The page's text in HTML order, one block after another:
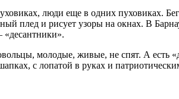
люди еще в одних пуховиках.
плед и рисует узоры на окнах. В
«десантники».
молодые, живые, не спят. А есть
с лопатой в руках и